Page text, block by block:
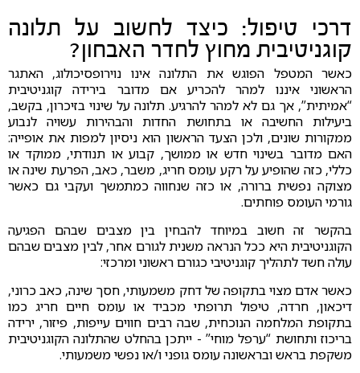
דרכי טיפול: כיצד לחשוב על תלונה
קוגניטיבית מחוץ לחדר האבחון?
כאשר המטפל הפוגש את התלונה אינו נוירופסיכולוג, האתגר
הראשוני איננו למהר להכריע אם מדובר בירידה קוגניטיבית
“אמיתית”, אך גם לא למהר להרגיע. תלונה על שינוי בזיכרון, בקשב,
ביעילות החשיבה או בתחושת החדות והבהירות עשויה לנבוע
ממקורות שונים, ולכן הצעד הראשון הוא ניסיון למפות את אופייה:
האם מדובר בשינוי חדש או ממושך, קבוע או תנודתי, ממוקד או
כללי, כזה שהופיע על רקע עומס חריג, משבר, כאב, הפרעת שינה או
מצוקה נפשית ברורה, או כזה שנחווה כמתמשך ועקבי גם כאשר
גורמי העומס פוחתים.
בהקשר זה חשוב במיוחד להבחין בין מצבים שבהם הפגיעה
הקוגניטיבית היא ככל הנראה משנית לגורם אחר, לבין מצבים שבהם
עולה חשד לתהליך קוגניטיבי כגורם ראשוני ומרכזי:
כאשר אדם מצוי בתקופה של דחק משמעותי, חסך שינה, כאב כרוני,
דיכאון, חרדה, טיפול תרופתי מכביד או עומס חיים חריג כמו
בתקופת המלחמה הנוכחית, שבה רבים חווים עייפות, פיזור, ירידה
בריכוז ותחושת “ערפל מוחי” - ייתכן בהחלט שהתלונה הקוגניטיבית
משקפת בראש ובראשונה עומס גופני ו/או נפשי משמעותי.